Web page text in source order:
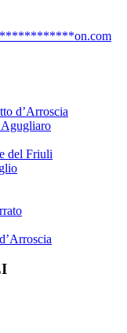
on.com
d’Arroscia
del Friuli